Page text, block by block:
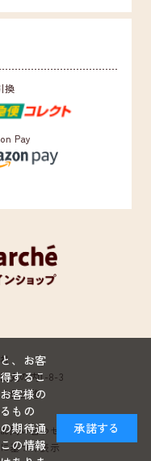
換
Pay
丸の内1-8-3
館22階
お問い合わせ
基づく表示
、お客
するこ
客様の
もの
期待通
の情報
承諾する